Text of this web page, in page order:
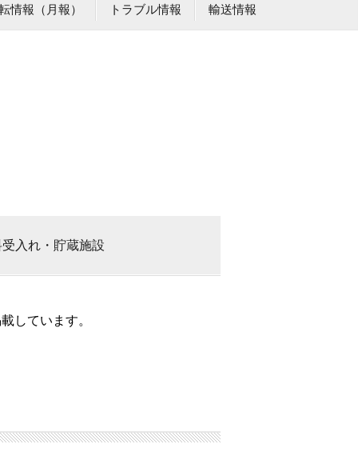
情報（月報） トラブル情報 輸送情報
受入れ・貯蔵施設
しています。